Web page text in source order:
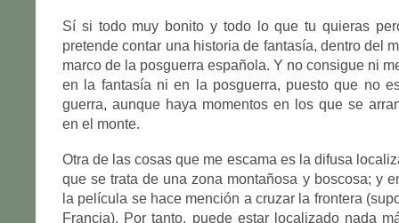
Sí si todo muy bonito y todo lo que tu quieras
pretende contar una historia de fantasía, dentro del
marco de la posguerra española. Y no consigue ni
en la fantasía ni en la posguerra, puesto que no
guerra, aunque haya momentos en los que se
en el monte.
Otra de las cosas que me escama es la difusa
que se trata de una zona montañosa y boscosa; y
la película se hace mención a cruzar la frontera
Francia). Por tanto, puede estar localizado nada